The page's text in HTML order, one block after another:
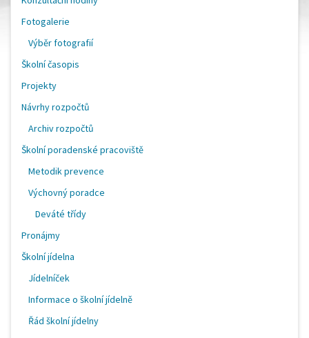
Fotogalerie
Výběr fotografií
Školní časopis
Projekty
Návrhy rozpočtů
Archiv rozpočtů
Školní poradenské pracoviště
Metodik prevence
Výchovný poradce
Deváté třídy
Pronájmy
Školní jídelna
Jídelníček
Informace o školní jídelně
Řád školní jídelny